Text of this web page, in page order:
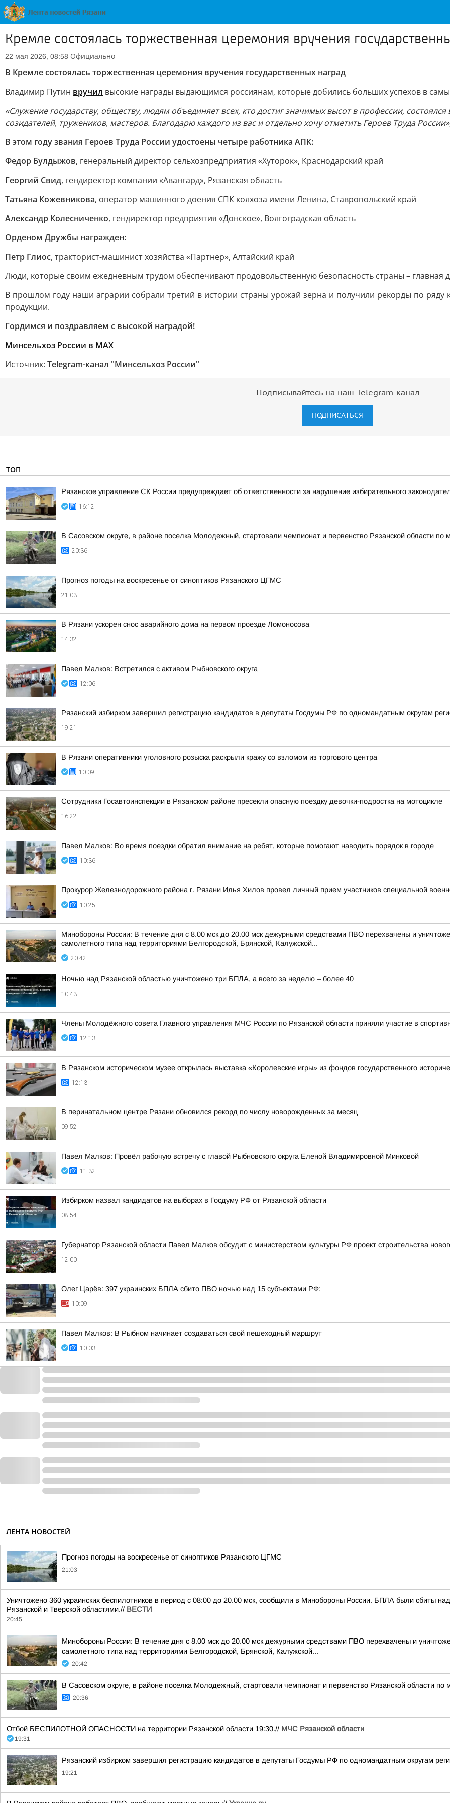
Кремле состоялась торжественная церемония вручения
22 мая 2026, 08:58 Официально
В Кремле состоялась торжественная церемония вручения государственных наград
Владимир Путин вручил высокие награды выдающимся россиянам, которые добились больших успехов в
«Служение государству, обществу, людям объединяет всех, кто достиг значимых высот в профессии,
созидателей, тружеников, мастеров. Благодарю каждого из вас и отдельно хочу отметить Героев Труда России»
В этом году звания Героев Труда России удостоены четыре работника АПК:
Федор Булдыжов, генеральный директор сельхозпредприятия «Хуторок», Краснодарский край
Георгий Свид, гендиректор компании «Авангард», Рязанская область
Татьяна Кожевникова, оператор машинного доения СПК колхоза имени Ленина, Ставропольский край
Александр Колесниченко, гендиректор предприятия «Донское», Волгоградская область
Орденом Дружбы награжден:
Петр Глиос, тракторист-машинист хозяйства «Партнер», Алтайский край
Люди, которые своим ежедневным трудом обеспечивают продовольственную безопасность страны – главная
В прошлом году наши аграрии собрали третий в истории страны урожай зерна и получили рекорды по ряду
продукции.
Гордимся и поздравляем с высокой наградой!
Минсельхоз России в MAX
Источник: Telegram-канал "Минсельхоз России"
Подписывайтесь на наш Telegram-канал
ПОДПИСАТЬСЯ
ТОП
Рязанское управление СК России предупреждает об ответственности за нарушение избирательного
16:12
В Сасовском округе, в районе поселка Молодежный, стартовали чемпионат и первенство Рязанской области по
20:36
Прогноз погоды на воскресенье от синоптиков Рязанского ЦГМС
21:03
В Рязани ускорен снос аварийного дома на первом проезде Ломоносова
14:32
Павел Малков: Встретился с активом Рыбновского округа
12:06
Рязанский избирком завершил регистрацию кандидатов в депутаты Госдумы РФ по одномандатным округам
19:21
В Рязани оперативники уголовного розыска раскрыли кражу со взломом из торгового центра
10:09
Сотрудники Госавтоинспекции в Рязанском районе пресекли опасную поездку девочки-подростка на мотоцикле
16:22
Павел Малков: Во время поездки обратил внимание на ребят, которые помогают наводить порядок в городе
10:36
Прокурор Железнодорожного района г. Рязани Илья Хилов провел личный прием участников специальной
10:25
Минобороны России: В течение дня с 8.00 мск до 20.00 мск дежурными средствами ПВО перехвачены и
самолетного типа над территориями Белгородской, Брянской, Калужской...
20:42
Ночью над Рязанской областью уничтожено три БПЛА, а всего за неделю – более 40
10:43
Члены Молодёжного совета Главного управления МЧС России по Рязанской области приняли участие в
12:13
В Рязанском историческом музее открылась выставка «Королевские игры» из фондов государственного
12:13
В перинатальном центре Рязани обновился рекорд по числу новорожденных за месяц
09:52
Павел Малков: Провёл рабочую встречу с главой Рыбновского округа Еленой Владимировной Минковой
11:32
Избирком назвал кандидатов на выборах в Госдуму РФ от Рязанской области
08:54
Губернатор Рязанской области Павел Малков обсудит с министерством культуры РФ проект строительства
12:00
Олег Царёв: 397 украинских БПЛА сбито ПВО ночью над 15 субъектами РФ:
10:09
Павел Малков: В Рыбном начинает создаваться свой пешеходный маршрут
10:03
ЛЕНТА НОВОСТЕЙ
Прогноз погоды на воскресенье от синоптиков Рязанского ЦГМС
21:03
Уничтожено 360 украинских беспилотников в период с 08:00 до 20.00 мск, сообщили в Минобороны России. БПЛА были сбиты
Рязанской и Тверской областями.// ВЕСТИ
20:45
Минобороны России: В течение дня с 8.00 мск до 20.00 мск дежурными средствами ПВО перехвачены и
самолетного типа над территориями Белгородской, Брянской, Калужской...
20:42
В Сасовском округе, в районе поселка Молодежный, стартовали чемпионат и первенство Рязанской области по
20:36
Отбой БЕСПИЛОТНОЙ ОПАСНОСТИ на территории Рязанской области 19:30.// МЧС Рязанской области
19:31
Рязанский избирком завершил регистрацию кандидатов в депутаты Госдумы РФ по одномандатным округам
19:21